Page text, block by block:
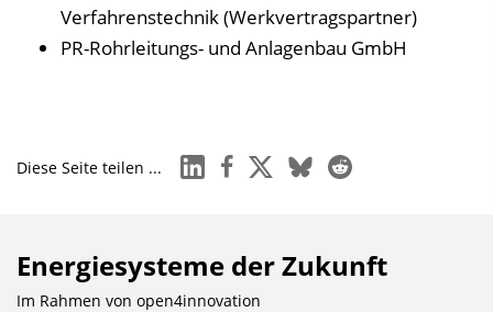
Verfahrenstechnik (Werkvertragspartner)
PR-Rohrleitungs- und Anlagenbau GmbH
Diese Seite teilen ... linkedinfacebook
x blueskyreddit
Energiesysteme der Zukunft
Im Rahmen von open4innovation